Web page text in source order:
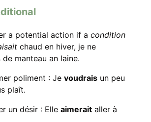
a potential action if a condition
chaud en hiver, je ne
de manteau an laine.
poliment : Je voudrais un peu
plaît.
un désir : Elle aimerait aller à